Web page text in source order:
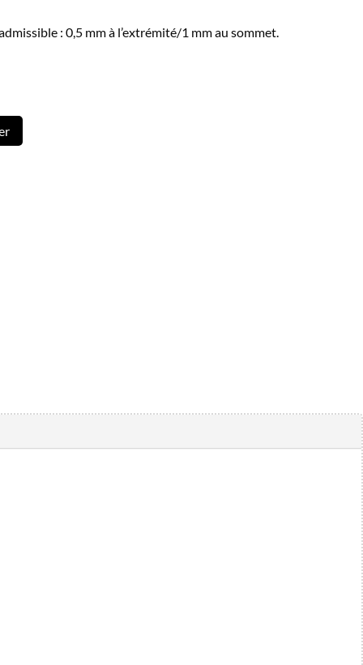
: 0,5 mm à l’extrémité/1 mm au sommet.